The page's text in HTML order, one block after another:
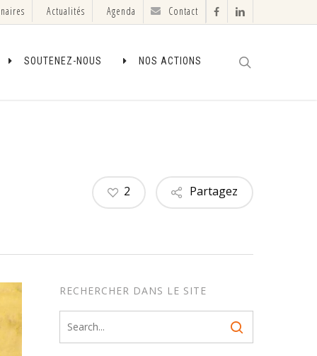
facebooklinkedin
Actualités Agenda Contact
SOUTENEZ-NOUS NOS ACTIONS
Partagez
2
RECHERCHER DANS LE SITE